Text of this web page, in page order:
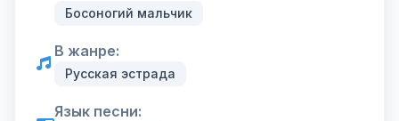
Босоногий мальчик
В жанре:
Русская эстрада
Язык песни: